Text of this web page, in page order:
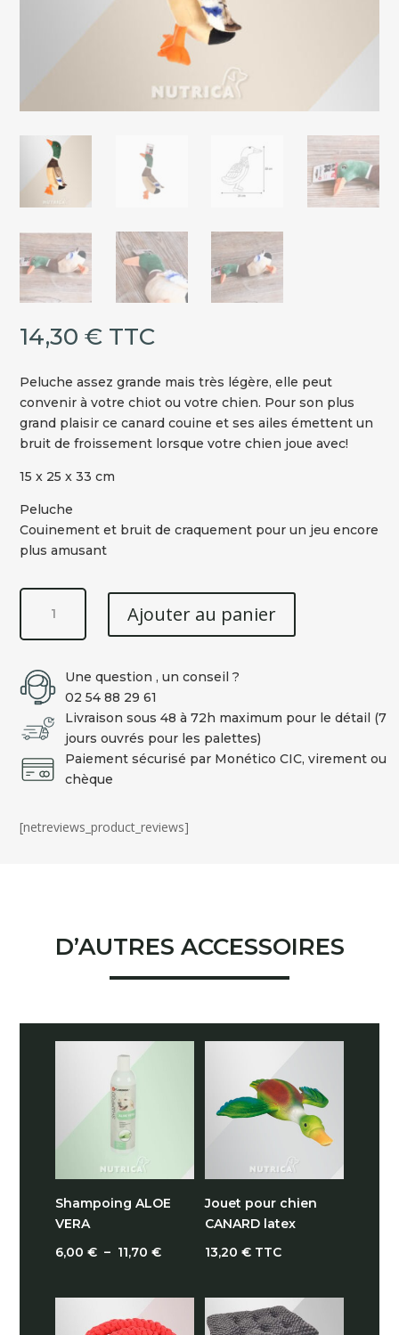
14,30€ TTC
Peluche assez grande mais très légère, elle peut
convenir à votre chiot ou votre chien. Pour son plus
grand plaisir ce canard couine et ses ailes émettent un
bruit de froissement lorsque votre chien joue avec!
15 x 25 x 33 cm
Peluche
Couinement et bruit de craquement pour un jeu encore
plus amusant
quantité
Jouet
peluche
pour
chien
PALOMA
Canard
Ajouter au panier
Une question , un conseil ?
02 54 88 29 61
Livraison sous 48 à 72h maximum pour le détail (7
jours ouvrés pour les palettes)
Paiement sécurisé par Monético CIC, virement ou
chèque
[netreviews_product_reviews]
D’AUTRES ACCESSOIRES
Shampoing ALOE
VERA
6,00€ – 11,70€Plage
prix :
6,00 €
Jouet pour chien
CANARD latex
13,20€ TTC